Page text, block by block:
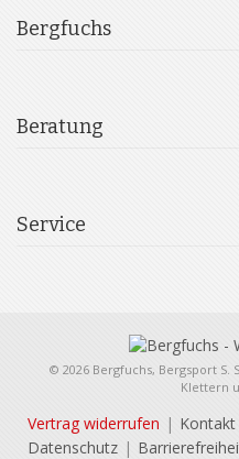
Bergfuchs
Beratung
Service
© 2026 Bergfuchs, Bergsport S.
Klettern
Vertrag widerrufen Kontakt
Datenschutz